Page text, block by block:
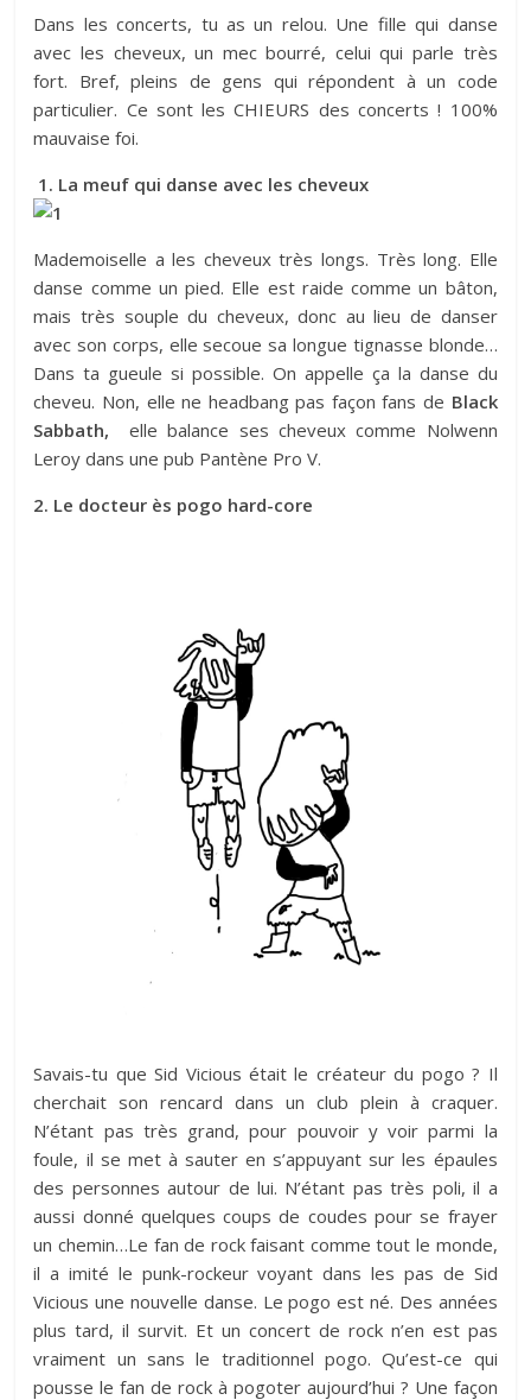
Dans les concerts, tu as un relou. Une fille qui danse
avec les cheveux, un mec bourré, celui qui parle très
fort. Bref, pleins de gens qui répondent à un code
particulier. Ce sont les CHIEURS des concerts ! 100%
mauvaise foi.
1. La meuf qui danse avec les cheveux
Mademoiselle a les cheveux très longs. Très long. Elle
danse comme un pied. Elle est raide comme un bâton,
mais très souple du cheveux, donc au lieu de danser
avec son corps, elle secoue sa longue tignasse blonde…
Dans ta gueule si possible. On appelle ça la danse du
cheveu. Non, elle ne headbang pas façon fans de Black
Sabbath,elle balance ses cheveux comme Nolwenn
Leroy dans une pub Pantène Pro V.
2. Le docteur ès pogo hard-core
Savais-tu que Sid Vicious était le créateur du pogo ? Il
cherchait son rencard dans un club plein à craquer.
N’étant pas très grand, pour pouvoir y voir parmi la
foule, il se met à sauter en s’appuyant sur les épaules
des personnes autour de lui. N’étant pas très poli, il a
aussi donné quelques coups de coudes pour se frayer
un chemin…Le fan de rock faisant comme tout le monde,
il a imité le punk-rockeur voyant dans les pas de Sid
Vicious une nouvelle danse. Le pogo est né. Des années
plus tard, il survit. Et un concert de rock n’en est pas
vraiment un sans le traditionnel pogo. Qu’est-ce qui
pousse le fan de rock à pogoter aujourd’hui ? Une façon